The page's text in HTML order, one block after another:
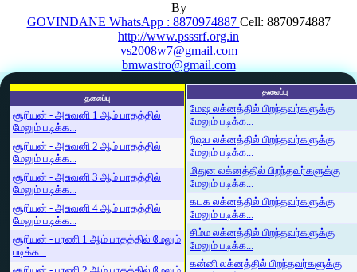
By
GOVINDANE WhatsApp : 8870974887 Cell: 8870974887
http://www.psssrf.org.in
vs2008w7@gmail.com
bmwastro@gmail.com
தலைப்பு
சூரியன் - அசுவனி 1 ஆம் பாதத்தில்
மேலும் படிக்க...
சூரியன் - அசுவனி 2 ஆம் பாதத்தில்
மேலும் படிக்க...
சூரியன் - அசுவனி 3 ஆம் பாதத்தில்
மேலும் படிக்க...
சூரியன் - அசுவனி 4 ஆம் பாதத்தில்
மேலும் படிக்க...
சூரியன் - பரணி 1 ஆம் பாதத்தில் மேலும்
படிக்க...
தலைப்பு
மேஷ லக்னத்தில் பிறந்தவர்களுக்கு
மேலும் படிக்க...
ரிஷப லக்னத்தில் பிறந்தவர்களுக்கு
மேலும் படிக்க...
மிதுன லக்னத்தில் பிறந்தவர்களுக்கு
மேலும் படிக்க...
கடக லக்னத்தில் பிறந்தவர்களுக்கு
மேலும் படிக்க...
சிம்ம லக்னத்தில் பிறந்தவர்களுக்கு
மேலும் படிக்க...
கன்னி லக்னத்தில் பிறந்தவர்களுக்கு